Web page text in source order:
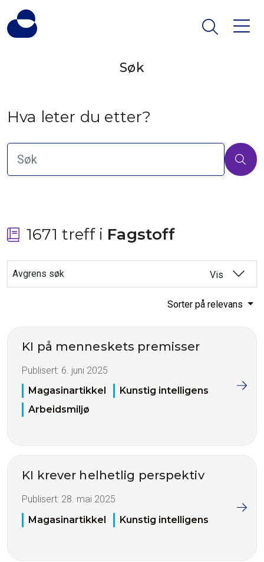
Søk
Hva leter du etter?
1671 treff i Fagstoff
Avgrens søk Vis
Sorter på relevans
KI på menneskets premisser
Publisert: 6. juni 2025
Magasinartikkel
Kunstig intelligens
Arbeidsmiljø
KI krever helhetlig perspektiv
Publisert: 28. mai 2025
Magasinartikkel
Kunstig intelligens